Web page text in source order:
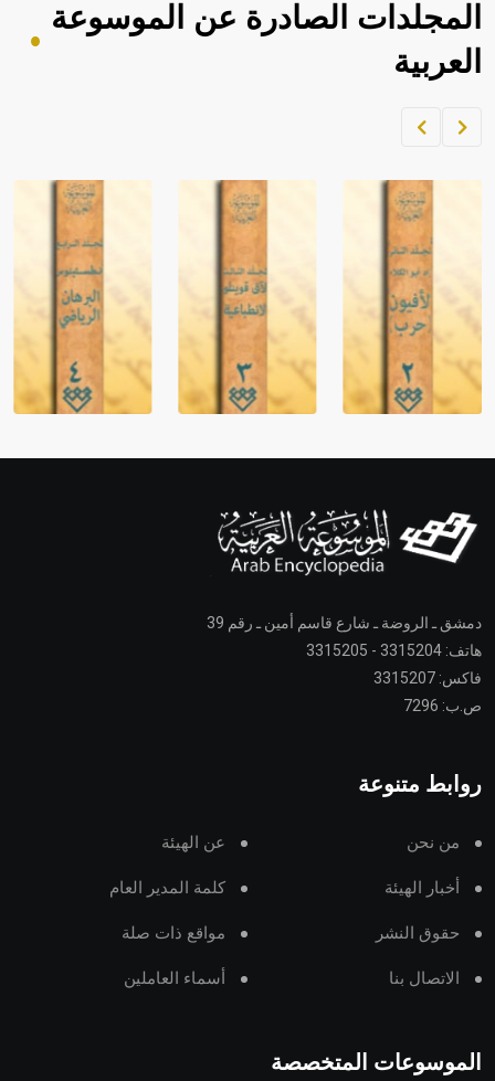
المجلدات الصادرة عن الموسوعة
العربية
دمشق ـ الروضة ـ شارع قاسم أمين ـ رقم 39
هاتف: 3315204 - 3315205
فاكس: 3315207
ص.ب: 7296
روابط متنوعة
من نحن عن الهيئة
أخبار الهيئة كلمة المدير العام
حقوق النشر مواقع ذات صلة
الاتصال بنا أسماء العاملين
الموسوعات المتخصصة